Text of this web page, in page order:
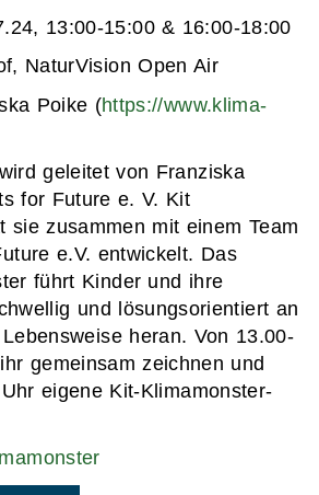
13:00-15:00 & 16:00-18:00
NaturVision Open Air
Poike (https://www.klima-
geleitet von Franziska
for Future e. V. Kit
sie zusammen mit einem Team
e.V. entwickelt. Das
führt Kinder und ihre
und lösungsorientiert an
heran. Von 13.00-
gemeinsam zeichnen und
eigene Kit-Klimamonster-